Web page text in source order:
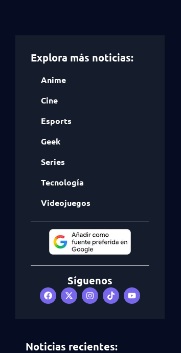
Explora más noticias:
Anime
Cine
Esports
Geek
Series
Tecnología
Videojuegos
Síguenos
Noticias recientes: